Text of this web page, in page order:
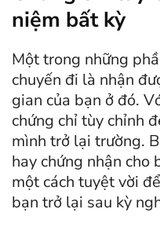
niệm bất kỳ
Một trong những
chuyến đi là nhận
gian của bạn ở đó.
chứng chỉ tùy chỉnh
mình trở lại trường.
hay chứng nhận cho
một cách tuyệt vời
bạn trở lại sau kỳ